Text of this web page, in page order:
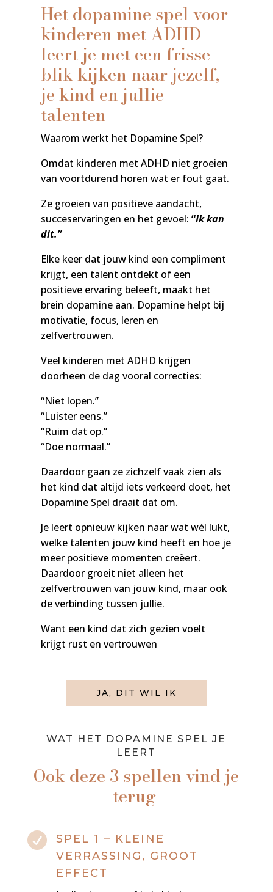
Het dopamine spel voor
kinderen met ADHD
leert je met een frisse
blik kijken naar jezelf,
je kind en jullie
talenten
Waarom werkt het Dopamine Spel?
Omdat kinderen met ADHD niet groeien
van voortdurend horen wat er fout gaat.
Ze groeien van positieve aandacht,
succeservaringen en het gevoel:“Ik kan
dit.”
Elke keer dat jouw kind een compliment
krijgt, een talent ontdekt of een
positieve ervaring beleeft, maakt het
brein dopamine aan. Dopamine helpt bij
motivatie, focus, leren en
zelfvertrouwen.
Veel kinderen met ADHD krijgen
doorheen de dag vooral correcties:
“Niet lopen.”
“Luister eens.”
“Ruim dat op.”
“Doe normaal.”
Daardoor gaan ze zichzelf vaak zien als
het kind dat altijd iets verkeerd doet, het
Dopamine Spel draait dat om.
Je leert opnieuw kijken naar wat wél lukt,
welke talenten jouw kind heeft en hoe je
meer positieve momenten creëert.
Daardoor groeit niet alleen het
zelfvertrouwen van jouw kind, maar ook
de verbinding tussen jullie.
Want een kind dat zich gezien voelt
krijgt rust en vertrouwen
JA, DIT WIL IK
WAT HET DOPAMINE SPEL JE
LEERT
Ook deze 3 spellen vind je
terug

SPEL 1 – KLEINE
VERRASSING, GROOT
EFFECT